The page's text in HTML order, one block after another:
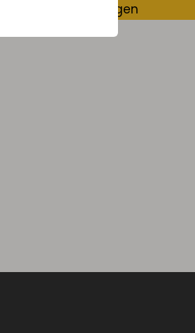
Service trainingen